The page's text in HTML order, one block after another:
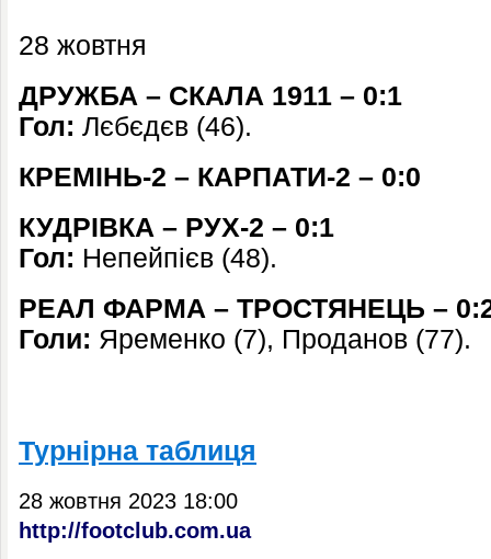
28 жовтня
ДРУЖБА – СКАЛА 1911 – 0:1
Гол: Лєбєдєв (46).
КРЕМІНЬ-2 – КАРПАТИ-2 – 0:0
КУДРІВКА – РУХ-2 – 0:1
Гол: Непейпієв (48).
РЕАЛ ФАРМА – ТРОСТЯНЕЦЬ –
Голи: Яременко (7), Проданов (77).
Турнірна таблиця
28 жовтня 2023 18:00
http://footclub.com.ua